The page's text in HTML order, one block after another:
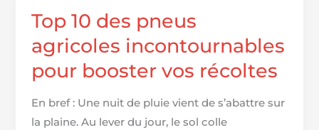
Chevrolet
Camaro
Top 10 des pneus
agricoles incontournables
pour booster vos récoltes
En bref : Une nuit de pluie vient de s’abattre sur
la plaine. Au lever du jour, le sol colle